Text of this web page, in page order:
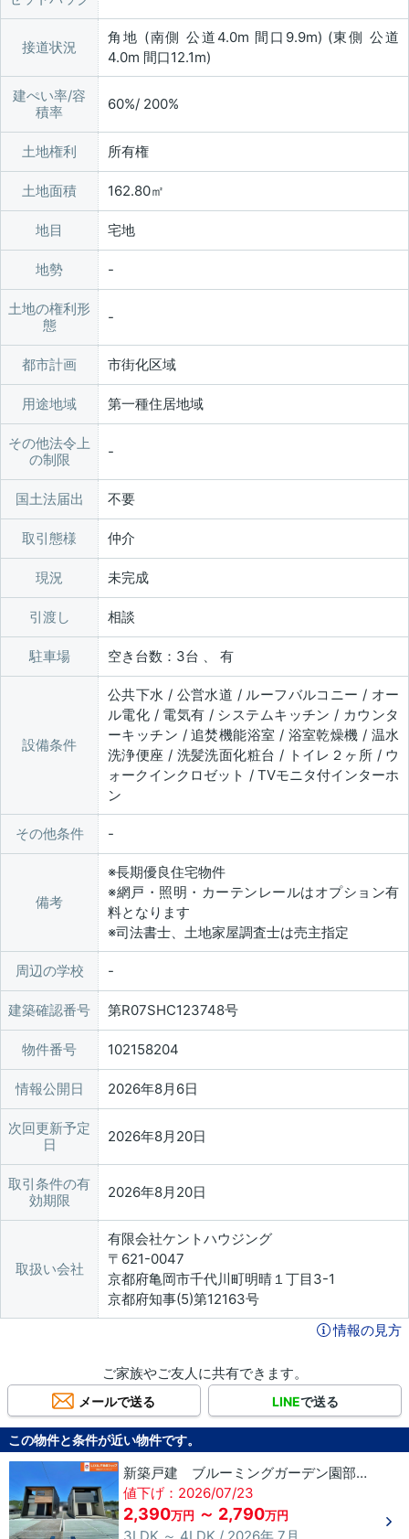
接道状況
角地 (南側 公道4.0m 間口9.9m) (東側 公道
4.0m 間口12.1m)
建ぺい率/容
積率
60%/ 200%
土地権利 所有権
土地面積 162.80㎡
地目 宅地
地勢
土地の権利形
態
都市計画 市街化区域
用途地域 第一種住居地域
その他法令上
の制限
国土法届出 不要
取引態様 仲介
現況 未完成
引渡し 相談
駐車場 空き台数：3台 、 有
設備条件
公共下水 / 公営水道 / ルーフバルコニー / オー
ル電化 / 電気有 / システムキッチン / カウンタ
ーキッチン / 追焚機能浴室 / 浴室乾燥機 / 温水
洗浄便座 / 洗髪洗面化粧台 / トイレ２ヶ所 / ウ
ォークインクロゼット / TVモニタ付インターホ
ン
その他条件
備考
※長期優良住宅物件
※網戸・照明・カーテンレールはオプション有
料となります
※司法書士、土地家屋調査士は売主指定
周辺の学校
建築確認番号 第R07SHC123748号
物件番号 102158204
情報公開日 2026年8月6日
次回更新予定
日
2026年8月20日
取引条件の有
効期限
2026年8月20日
取扱い会社
有限会社ケントハウジング
〒621-0047
京都府亀岡市千代川町明晴１丁目3-1
京都府知事(5)第12163号
情報の見方
ご家族やご友人に共有できます。
メールで送る LINEで送る
この物件と条件が近い物件です。
新築戸建 ブルーミングガーデン園部町横田1号2期
値下げ：2026/07/23
2,390万円 ～ 2,790万円